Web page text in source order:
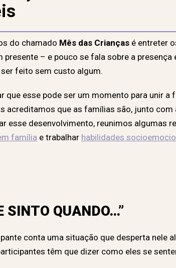
do chamado Mês das Crianças é entreter
presente – e pouco se fala sobre a
feito sem custo algum.
que esse pode ser um momento para unir a
acreditamos que as famílias são, junto
esse desenvolvimento, reunimos algumas
família e trabalhar habilidades
SINTO QUANDO…”
conta uma situação que desperta nele
têm que dizer como eles se